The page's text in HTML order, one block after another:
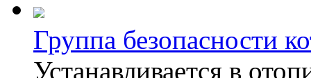
Группа безопасности
Устанавливается в